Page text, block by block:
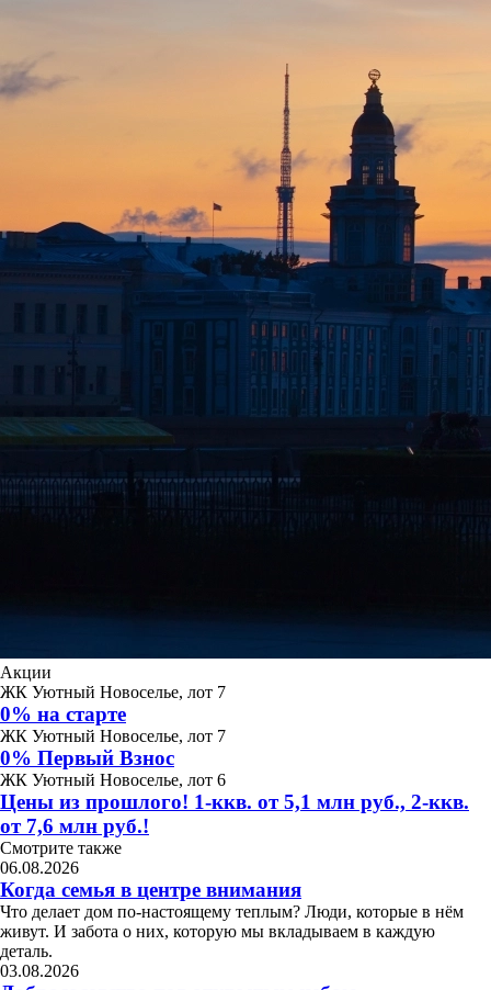
Акции
ЖК Уютный Новоселье, лот 7
0% на старте
ЖК Уютный Новоселье, лот 7
0% Первый Взнос
ЖК Уютный Новоселье, лот 6
Цены из прошлого! 1-ккв. от 5,1 млн руб., 2-ккв.
от 7,6 млн руб.!
Смотрите также
06.08.2026
Когда семья в центре внимания
Что делает дом по-настоящему теплым? Люди, которые в нём
живут. И забота о них, которую мы вкладываем в каждую
деталь.
03.08.2026